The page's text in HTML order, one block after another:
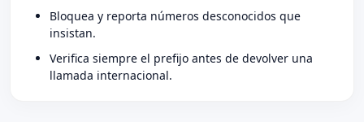
Bloquea y reporta números desconocidos que
insistan.
Verifica siempre el prefijo antes de devolver una
llamada internacional.